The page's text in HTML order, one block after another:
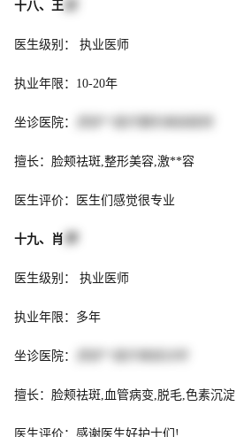
十八、王
医生级别： 执业医师
执业年限：10-20年
坐诊医院：
擅长：脸颊祛斑,整形美容,激**容
医生评价：医生们感觉很专业
十九、肖
医生级别： 执业医师
执业年限：多年
坐诊医院：
擅长：脸颊祛斑,血管病变,脱毛,色素沉淀
医生评价：感谢医生好护士们!